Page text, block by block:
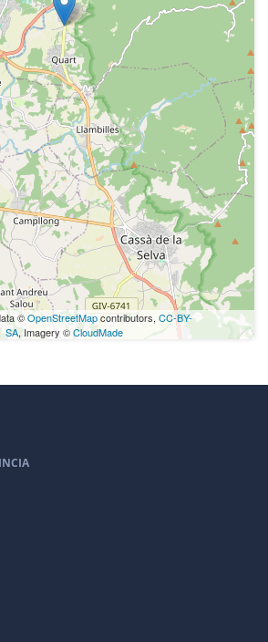
©OpenStreetMapcontributors, CC-BY-
SA, Imagery ©CloudMade